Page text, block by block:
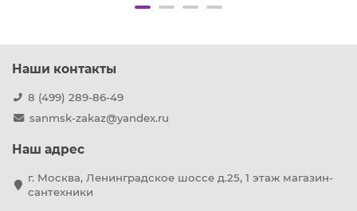
Наши контакты
8 (499) 289-86-49
sanmsk-zakaz@yandex.ru
Наш адрес
г. Москва, Ленинградское шоссе д.25, 1 этаж магазин-
сантехники